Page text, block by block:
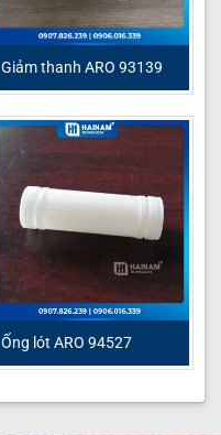
Giảm thanh ARO 93139
Ống lót ARO 94527